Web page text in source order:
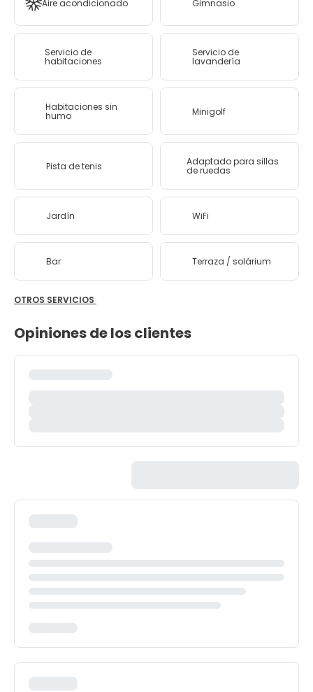
Aire acondicionado Gimnasio
Servicio de
habitaciones
Servicio de
lavandería
Habitaciones sin
humo Minigolf
Pista de tenis Adaptado para sillas
de ruedas
Jardín WiFi
Bar Terraza / solárium
OTROS SERVICIOS
Opiniones de los clientes